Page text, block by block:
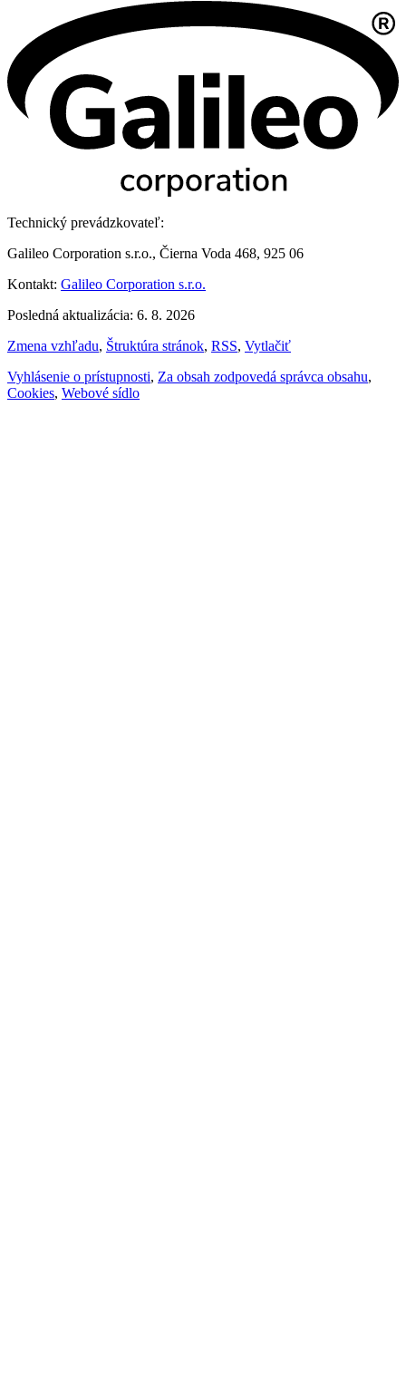
Technický prevádzkovateľ:
Galileo Corporation s.r.o., Čierna Voda 468, 925 06
Kontakt: Galileo Corporation s.r.o.
Posledná aktualizácia: 6. 8. 2026
Zmena vzhľadu, Štruktúra stránok, RSS, Vytlačiť
Vyhlásenie o prístupnosti, Za obsah zodpovedá správca obsahu,
Cookies, Webové sídlo